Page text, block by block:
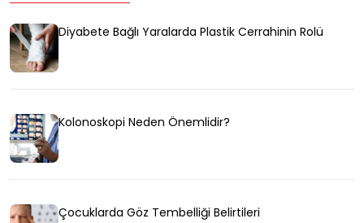
Diyabete Bağlı Yaralarda Plastik Cerrahinin Rolü
Kolonoskopi Neden Önemlidir?
Çocuklarda Göz Tembelliği Belirtileri